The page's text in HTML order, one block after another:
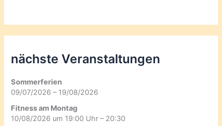
nächste Veranstaltungen
Sommerferien
09/07/2026 – 19/08/2026
Fitness am Montag
10/08/2026 um 19:00 Uhr – 20:30